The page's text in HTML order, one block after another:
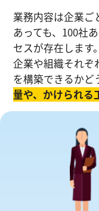
業務内容は企業ご
あっても、100社
セスが存在します。
企業や組織それぞ
を構築できるかど
量や、かけられる